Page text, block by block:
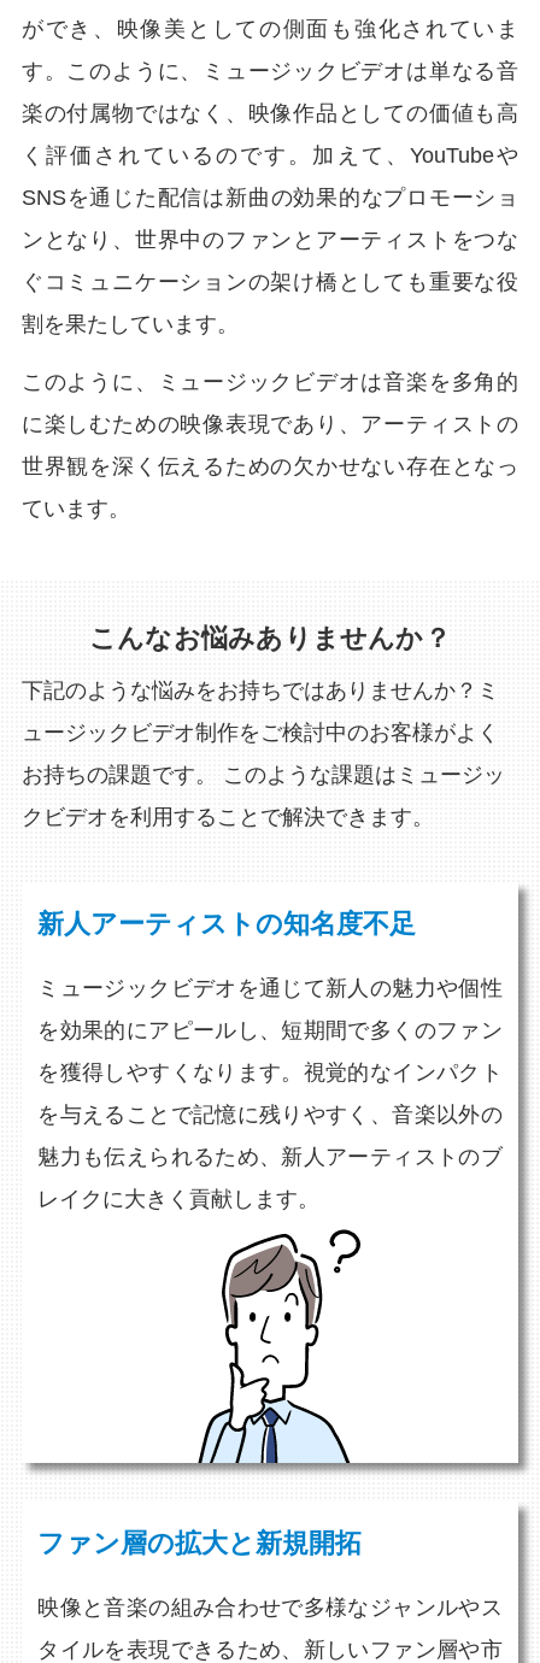
ができ、映像美としての側面も強化されていま
す。このように、ミュージックビデオは単なる音
楽の付属物ではなく、映像作品としての価値も高
く評価されているのです。加えて、YouTubeや
SNSを通じた配信は新曲の効果的なプロモーショ
ンとなり、世界中のファンとアーティストをつな
ぐコミュニケーションの架け橋としても重要な役
割を果たしています。
このように、ミュージックビデオは音楽を多角的
に楽しむための映像表現であり、アーティストの
世界観を深く伝えるための欠かせない存在となっ
ています。
こんなお悩みありませんか？
下記のような悩みをお持ちではありませんか？ ミ
ュージックビデオ制作をご検討中のお客様がよく
お持ちの課題です。
このような課題はミュージッ
クビデオを利用することで解決できます。
新人アーティストの知名度不足
ミュージックビデオを通じて新人の魅力や個性
を効果的にアピールし、短期間で多くのファン
を獲得しやすくなります。視覚的なインパクト
を与えることで記憶に残りやすく、音楽以外の
魅力も伝えられるため、新人アーティストのブ
レイクに大きく貢献します。
ファン層の拡大と新規開拓
映像と音楽の組み合わせで多様なジャンルやス
タイルを表現できるため、新しいファン層や市